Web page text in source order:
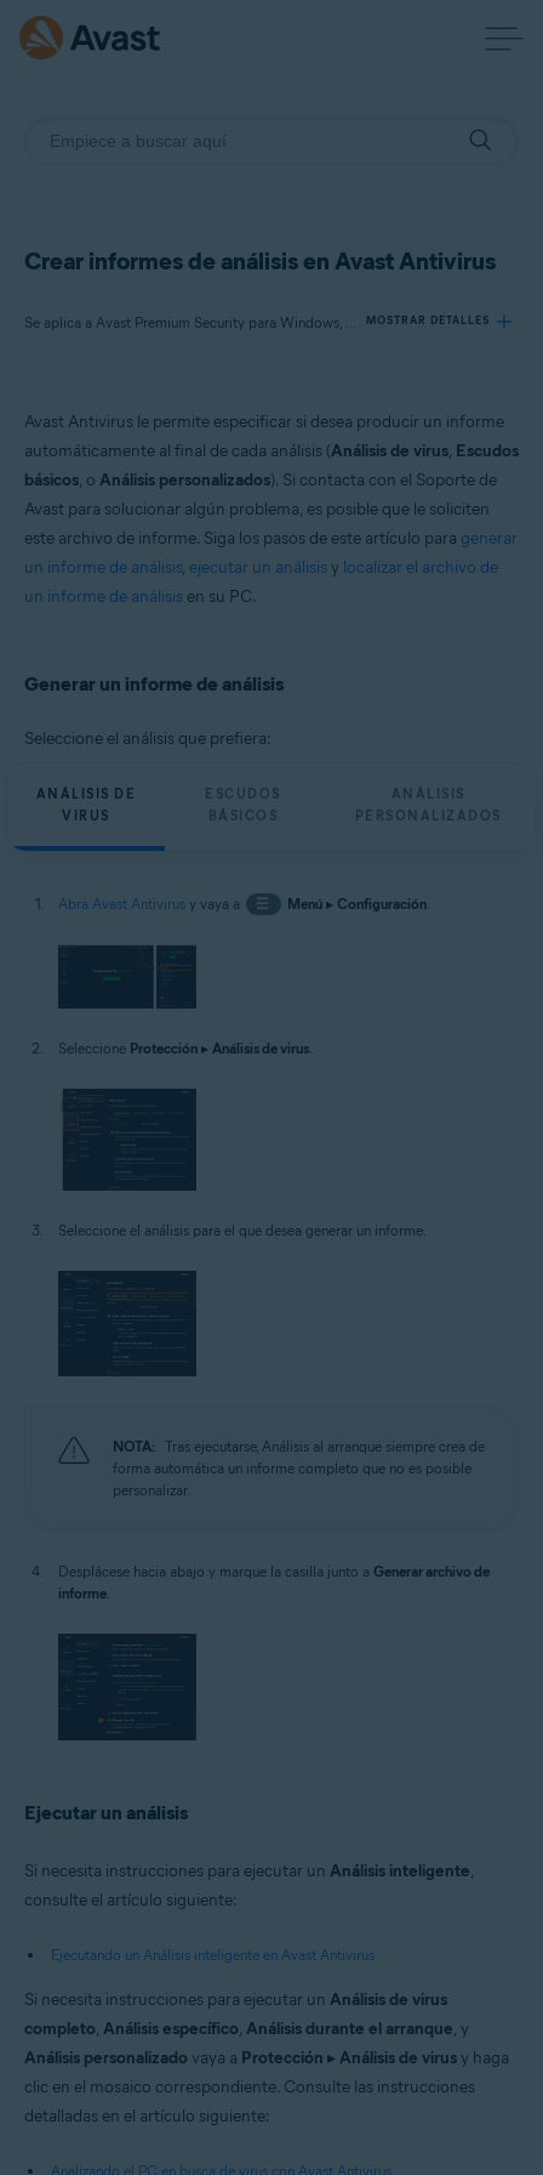
Crear informes de análisis en Avast Antivirus
Se aplica a Avast Premium Security para Windows, Avast Free Antivirus para Windows MOSTRAR DETALLES
Productos:
Avast Premium Security 22.x para Windows
Sistemas operativos:
Microsoft Windows 10 Home/Pro/Enterprise/Education - 32 o 64 bits
Microsoft Windows 8.1/Pro/Enterprise - 32 o 64 bits
Convenient Rollup Update, 32 o 64 bits
Avast Antivirus le permite especificar si desea producir un informe
automáticamente al final de cada análisis (Análisis de virus, Escudos
básicos, o Análisis personalizados). Si contacta con el Soporte de
Avast para solucionar algún problema, es posible que le soliciten
este archivo de informe. Siga los pasos de este artículo para generar
un informe de análisis, ejecutar un análisisy localizar el archivo de
un informe de análisis en su PC.
Generar un informe de análisis
Seleccione el análisis que prefiera:
ANÁLISIS DE
VIRUS
ESCUDOS
BÁSICOS
ANÁLISIS
PERSONALIZADOS
Abra Avast Antivirus y vaya a ☰ Menú▸ Configuración.
Seleccione Protección ▸ Análisis de virus.
Seleccione el análisis para el que desea generar un informe.
NOTA:
Tras ejecutarse, Análisis al arranque siempre crea de
forma automática un informe completo que no es posible
personalizar.
Desplácese hacia abajo y marque la casilla junto a Generar archivo de
informe.
Ejecutar un análisis
Si necesita instrucciones para ejecutar un Análisis inteligente,
consulte el artículo siguiente:
Ejecutando un Análisis inteligente en Avast Antivirus
Si necesita instrucciones para ejecutar un Análisis de virus
completo, Análisis específico, Análisis durante el arranque, y
Análisis personalizado vaya a Protección ▸Análisis de virusy haga
clic en el mosaico correspondiente. Consulte las instrucciones
detalladas en el artículo siguiente:
Analizando el PC en busca de virus con Avast Antivirus